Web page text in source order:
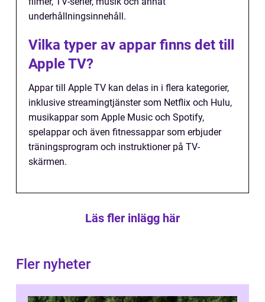
underhållningsinnehåll.
Vilka typer av appar finns det till
Apple TV?
Appar till Apple TV kan delas in i flera kategorier,
inklusive streamingtjänster som Netflix och Hulu,
musikappar som Apple Music och Spotify,
spelappar och även fitnessappar som erbjuder
träningsprogram och instruktioner på TV-
skärmen.
Läs fler inlägg här
Fler nyheter